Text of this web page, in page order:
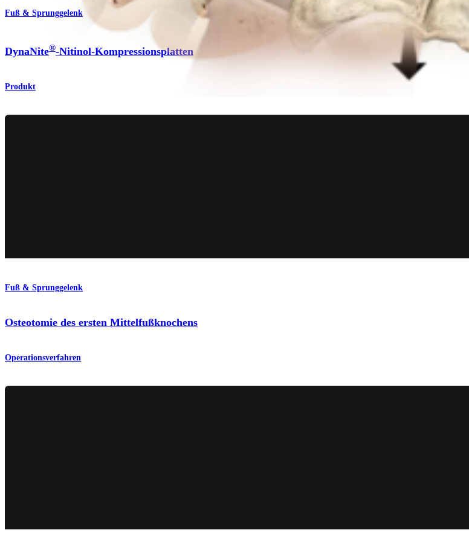
Fuß & Sprunggelenk
DynaNite®-Nitinol-Kompressionsplatten
Produkt
Fuß & Sprunggelenk
Osteotomie des ersten Mittelfußknochens
Operationsverfahren